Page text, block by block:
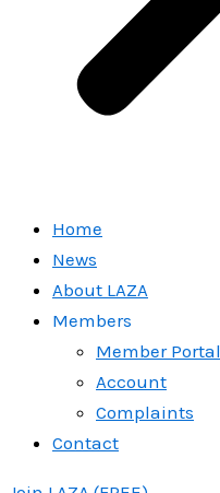
Home
News
About LAZA
Members
Member Portal
Account
Complaints
Contact